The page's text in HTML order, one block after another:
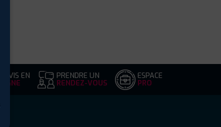
DEVIS EN
LIGNE
PRENDRE UN
RENDEZ-VOUS
ESPACE
PRO